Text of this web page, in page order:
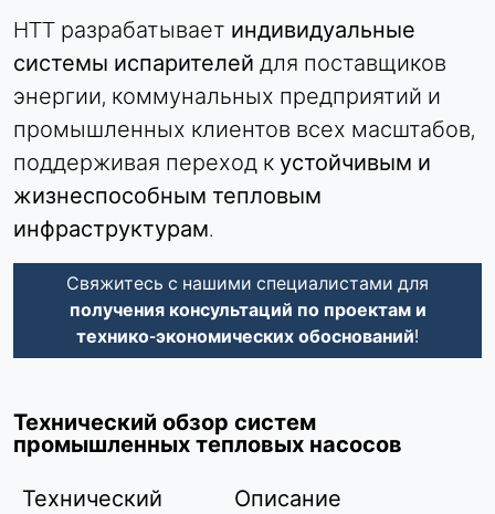
HTT разрабатывает индивидуальные
системы испарителей для поставщиков
энергии, коммунальных предприятий и
промышленных клиентов всех масштабов,
поддерживая переход к устойчивым и
жизнеспособным тепловым
инфраструктурам.
Свяжитесь с нашими специалистами для
получения консультаций по проектам и
технико-экономических обоснований!
Технический обзор систем
промышленных тепловых насосов
Технический
Описание